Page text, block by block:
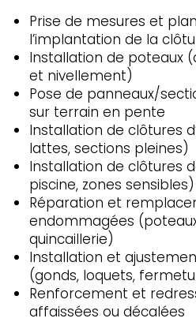
Prise de mesures et
l’implantation de la
Installation de poteaux
et nivellement)
Pose de panneaux/
sur terrain en pente
Installation de clôtures
lattes, sections pleines)
Installation de clôtures
piscine, zones sensibles)
Réparation et
endommagées
quincaillerie)
Installation et
(gonds, loquets,
Renforcement et
affaissées ou décalées